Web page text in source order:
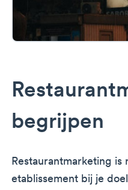
begrijpen
Restaurantmarketing
etablissement bij je